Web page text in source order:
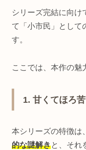
シリーズ完結に向け
て「小市民」として
す。
ここでは、本作の魅
1. 甘くてほろ
本シリーズの特徴は
的な謎解きと、それ